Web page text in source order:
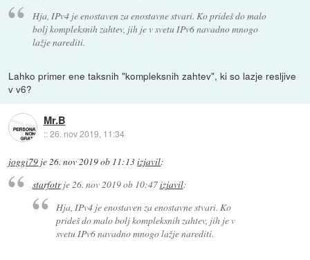
Hja, IPv4 je enostaven za enostavne stvari. Ko prideš do malo
bolj kompleksnih zahtev, jih je v svetu IPv6 navadno mnogo
lažje narediti.
Lahko primer ene taksnih "kompleksnih zahtev", ki so lazje resljive
v v6?
Mr.B
::26. nov 2019, 11:34
joggi79 je26. nov 2019 ob 11:13izjavil:
starfotrje26. nov 2019 ob 10:47izjavil:
Hja, IPv4 je enostaven za enostavne stvari. Ko
prideš do malo bolj kompleksnih zahtev, jih je v
svetu IPv6 navadno mnogo lažje narediti.